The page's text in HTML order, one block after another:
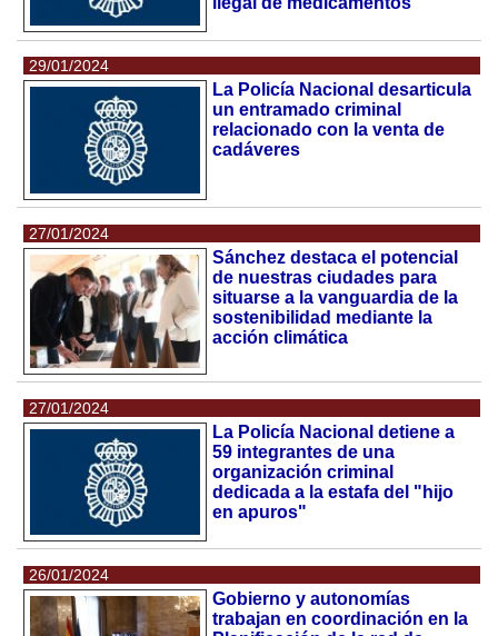
29/01/2024
La Policía Nacional desarticula
un entramado criminal
relacionado con la venta de
cadáveres
27/01/2024
Sánchez destaca el potencial
de nuestras ciudades para
situarse a la vanguardia de la
sostenibilidad mediante la
acción climática
27/01/2024
La Policía Nacional detiene a
59 integrantes de una
organización criminal
dedicada a la estafa del "hijo
en apuros"
26/01/2024
Gobierno y autonomías
trabajan en coordinación en la